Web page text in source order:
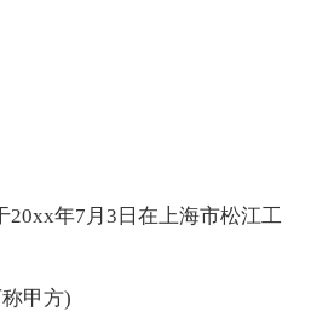
20xx年7月3日在上海市松江工
甲方)